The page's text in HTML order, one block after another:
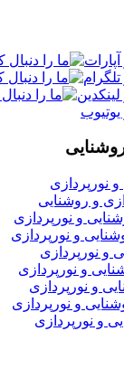
نورپردازی
و روشنایی
و نورپردازی
و نورپردازی
و نورپردازی
و نورپردازی
و نورپردازی
و نورپردازی
و نورپردازی